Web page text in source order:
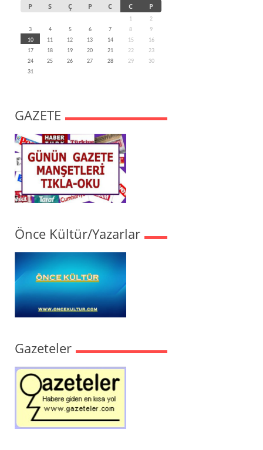
P S Ç P C C P
1
2
3
4 5 6 7 8
9
10
11 12 13 14 15
16
17
18 19 20 21 22
23
24
25 26 27 28 29
30
31
GAZETE
Önce Kültür/Yazarlar
Gazeteler